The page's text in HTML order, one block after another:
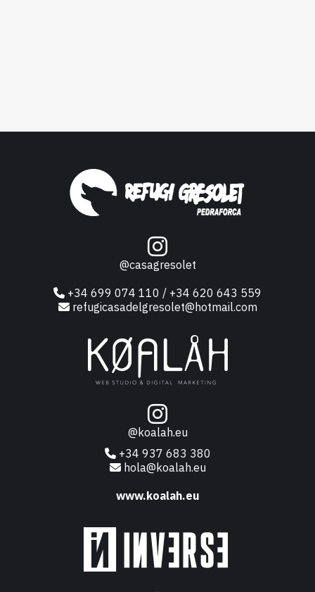
@casagresolet
+34 699 074 110 / +34 620 643 559
refugicasadelgresolet@hotmail.com
@koalah.eu
+34 937 683 380
hola@koalah.eu
www.koalah.eu